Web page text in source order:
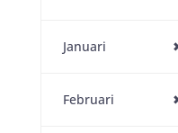
Januari
Februari